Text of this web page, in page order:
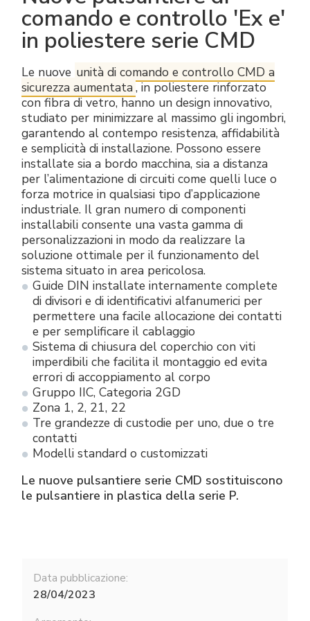
comando e controllo 'Ex e'
in poliestere serie CMD
Le nuove unità di comando e controllo CMD a
sicurezza aumentata, in poliestere rinforzato
con fibra di vetro, hanno un design innovativo,
studiato per minimizzare al massimo gli ingombri,
garantendo al contempo resistenza, affidabilità
e semplicità di installazione. Possono essere
installate sia a bordo macchina, sia a distanza
per l’alimentazione di circuiti come quelli luce o
forza motrice in qualsiasi tipo d’applicazione
industriale. Il gran numero di componenti
installabili consente una vasta gamma di
personalizzazioni in modo da realizzare la
soluzione ottimale per il funzionamento del
sistema situato in area pericolosa.
Guide DIN installate internamente complete
di divisori e di identificativi alfanumerici per
permettere una facile allocazione dei contatti
e per semplificare il cablaggio
Sistema di chiusura del coperchio con viti
imperdibili che facilita il montaggio ed evita
errori di accoppiamento al corpo
Gruppo IIC, Categoria 2GD
Zona 1, 2, 21, 22
Tre grandezze di custodie per uno, due o tre
contatti
Modelli standard o customizzati
Le nuove pulsantiere serie CMD sostituiscono
le pulsantiere in plastica della serie P.
Data pubblicazione:
28/04/2023